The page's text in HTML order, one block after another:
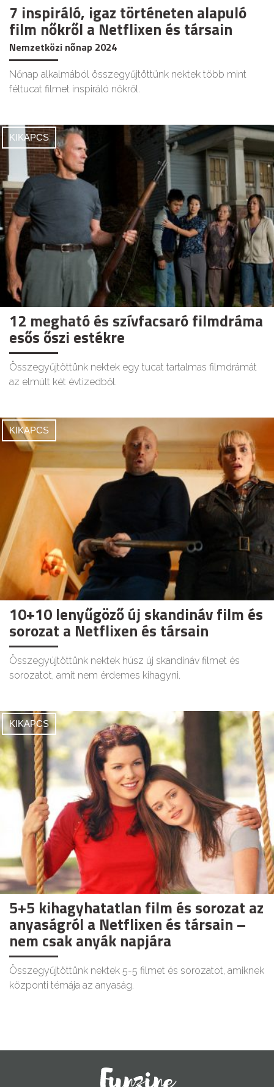
7 inspiráló, igaz történeten alapuló
film nőkről a Netflixen és társain
Nemzetközi nőnap 2024
Nőnap alkalmából összegyűjtöttünk nektek több mint
féltucat filmet inspiráló nőkről.
KIKAPCS
12 megható és szívfacsaró filmdráma
esős őszi estékre
Összegyűjtöttünk nektek egy tucat tartalmas filmdrámát
az elmúlt két évtizedből.
KIKAPCS
10+10 lenyűgöző új skandináv film és
sorozat a Netflixen és társain
Összegyújtöttünk nektek húsz új skandináv filmet és
sorozatot, amit nem érdemes kihagyni.
KIKAPCS
5+5 kihagyhatatlan film és sorozat az
anyaságról a Netflixen és társain –
nem csak anyák napjára
Összegyűjtöttünk nektek 5-5 filmet és sorozatot, amiknek
központi témája az anyaság.